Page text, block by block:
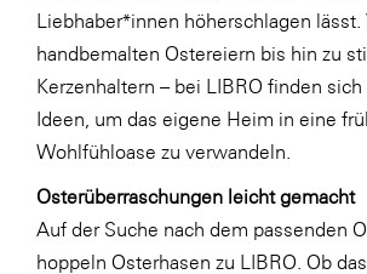
Lidl Österreich
MTH Retail Group
OMV
OptimaMed
PAGRO
Liebhaber*innen höherschlagen lässt.
handbemalten Ostereiern bis hin zu
Kerzenhaltern – bei LIBRO finden sich
Ideen, um das eigene Heim in eine
Wohlfühloase zu verwandeln.
Osterüberraschungen leicht gemacht
Auf der Suche nach dem passenden
hoppeln Osterhasen zu LIBRO. Ob